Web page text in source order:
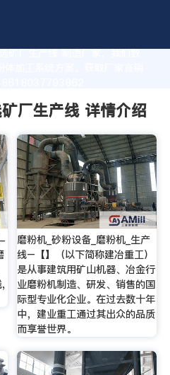
矿厂生产线 制造厂家，我们致
加工系统方案。获取厂家直销
厂生产线 详情介绍
,
磨粉机_砂粉设备_磨粉机_生产
线–【】（以下简称建冶重工）
是从事建筑用矿山机器、冶金行
业磨粉机制造、研发、销售的国
际型专业化企业。在过去数十年
中，建业重工通过其出众的品质
而享誉世界。